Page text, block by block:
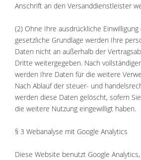
Anschrift an den Versanddienstleister
(2) Ohne Ihre ausdrückliche
gesetzliche Grundlage werden Ihre
Daten nicht an außerhalb der
Dritte weitergegeben. Nach
werden Ihre Daten für die weitere
Nach Ablauf der steuer- und
werden diese Daten gelöscht, sofern
die weitere Nutzung eingewilligt haben.
§ 3 Webanalyse mit Google Analytics
Diese Website benutzt Google